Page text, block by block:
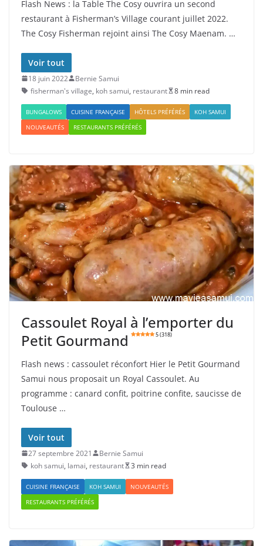
Flash News : la Table The Cosy ouvrira un second
restaurant à Fisherman’s Village courant juillet 2022.
The Cosy Fisherman rejoint ainsi The Cosy Maenam. …
Voir tout
18 juin 2022
Bernie Samui
fisherman's village, koh samui, restaurant 8 min read
BUNGALOWS CUISINE FRANÇAISE HÔTELS PRÉFÉRÉS
KOH SAMUI
NOUVEAUTÉS
RESTAURANTS PRÉFÉRÉS
Cassoulet Royal à l’emporter du
Petit Gourmand
5 (318)
Flash news : cassoulet réconfort Hier le Petit Gourmand
Samui nous proposait un Royal Cassoulet. Au
programme : canard confit, poitrine confite, saucisse de
Toulouse …
Voir tout
27 septembre 2021
Bernie Samui
koh samui, lamai, restaurant 3 min read
CUISINE FRANÇAISE KOH SAMUI
NOUVEAUTÉS
RESTAURANTS PRÉFÉRÉS